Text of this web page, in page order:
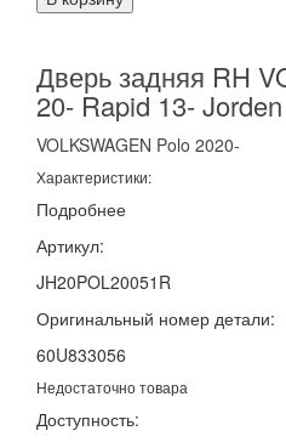
Дверь задняя RH
20- Rapid 13- Jorden
VOLKSWAGEN Polo 2020-
Характеристики:
Подробнее
Артикул:
JH20POL20051R
Оригинальный номер детали:
60U833056
Недостаточно товара
Доступность: